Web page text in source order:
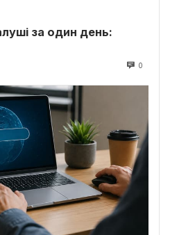
за один день:
0